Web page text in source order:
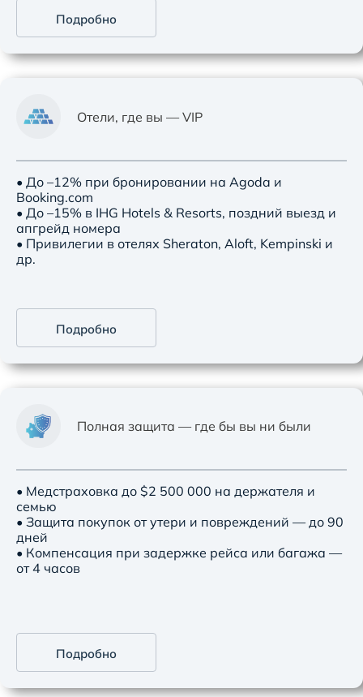
Подробно
Отели, где вы — VIP
• До –12% при бронировании на Agoda и
Booking.com
• До –15% в IHG Hotels & Resorts, поздний выезд и
апгрейд номера
• Привилегии в отелях Sheraton, Aloft, Kempinski и
др.
Подробно
Полная защита — где бы вы ни были
• Медстраховка до $2 500 000 на держателя и
семью
• Защита покупок от утери и повреждений — до 90
дней
• Компенсация при задержке рейса или багажа —
от 4 часов
Подробно